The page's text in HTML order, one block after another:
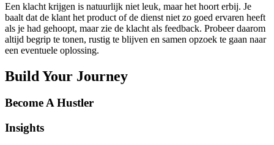
Een klacht krijgen is natuurlijk niet leuk, maar het hoort erbij. Je
baalt dat de klant het product of de dienst niet zo goed ervaren heeft
als je had gehoopt, maar zie de klacht als feedback. Probeer daarom
altijd begrip te tonen, rustig te blijven en samen opzoek te gaan naar
een eventuele oplossing.
Build Your Journey
Become A Hustler
Insights